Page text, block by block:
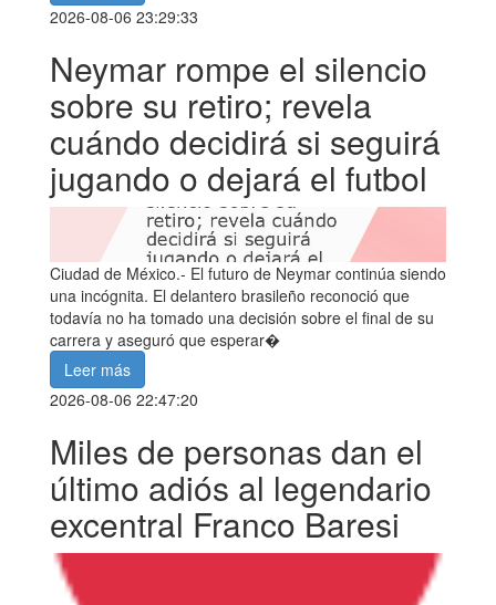
2026-08-06 23:29:33
Neymar rompe el silencio
sobre su retiro; revela
cuándo decidirá si seguirá
jugando o dejará el futbol
Ciudad de México.- El futuro de Neymar continúa siendo
una incógnita. El delantero brasileño reconoció que
todavía no ha tomado una decisión sobre el final de su
carrera y aseguró que esperar�
Leer más
2026-08-06 22:47:20
Miles de personas dan el
último adiós al legendario
excentral Franco Baresi